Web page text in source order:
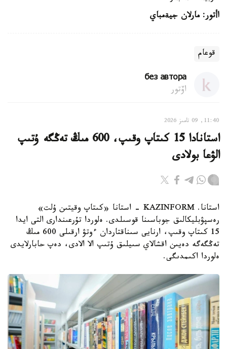
اأتور: مارلان جيةمباي
قوعام
без автора
اۆتور
11:40, 09 تامىز 2026
استانادا 15 كىتاپ وقىپ، 600 مىڭ تەڭگە ۇتىپ
الۋعا بولادى
استانا. KAZINFORM - استانا «كىتاپ وقيتىن ۇلت»
رەسپۋبليكالىق جوباسىنا قوسىلدى. ەلوردا تۇرعىندارى التى ايدا
15 كىتاپ وقىپ، ارنايى سىناقتاردان ءوتۋ ارقىلى 600 مىڭ
تەڭگەگە دەيىن اقشالاي سىيلىق ۇتىپ الا الادى، دەپ حابارلايدى
ەلوردا اكىمدىگى.